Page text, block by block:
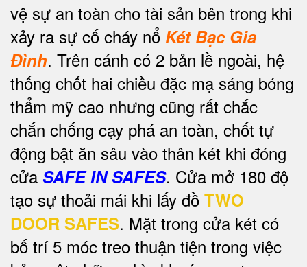
vệ sự an toàn cho tài sản bên trong khi
xảy ra sự cố cháy nổ Két Bạc Gia
Đình. Trên cánh có 2 bản lề ngoài, hệ
thống chốt hai chiều đặc mạ sáng bóng
thẩm mỹ cao nhưng cũng rất chắc
chắn chống cạy phá an toàn, chốt tự
động bật ăn sâu vào thân két khi đóng
cửa SAFE IN SAFES. Cửa mở 180 độ
tạo sự thoải mái khi lấy đồ TWO
DOOR SAFES. Mặt trong cửa két có
bố trí 5 móc treo thuận tiện trong việc